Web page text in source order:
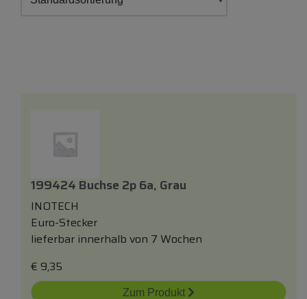
199424 Buchse 2p 6a, Grau
INOTECH
Euro-Stecker
lieferbar innerhalb von 7 Wochen
€ 9,35
Zum Produkt